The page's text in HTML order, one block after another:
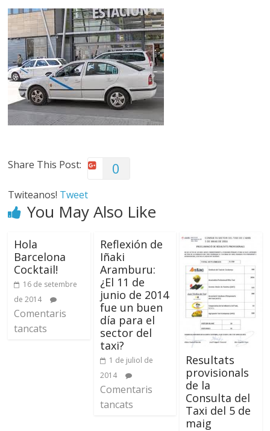
Share This Post: 0
Twiteanos! Tweet
You May Also Like
Hola
Barcelona
Cocktail!
16 de setembre
de 2014
Comentaris
tancats
Reflexión de
Iñaki
Aramburu:
¿El 11 de
junio de 2014
fue un buen
día para el
sector del
taxi?
1 de juliol de
2014
Comentaris
tancats
Resultats
provisionals
de la
Consulta del
Taxi del 5 de
maig